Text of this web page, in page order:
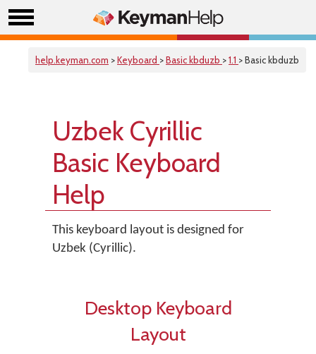
help.keyman.com >Keyboard >Basic kbduzb >1.1 > Basic kbduzb
Uzbek Cyrillic
Basic Keyboard
Help
This keyboard layout is designed for
Uzbek (Cyrillic).
Desktop Keyboard
Layout